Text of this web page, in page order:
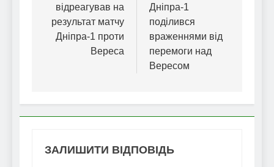
відреагував на
результат матчу
Дніпра-1 проти
Вереса
Дніпра-1
поділився
враженнями від
перемоги над
Вересом
ЗАЛИШИТИ ВІДПОВІДЬ